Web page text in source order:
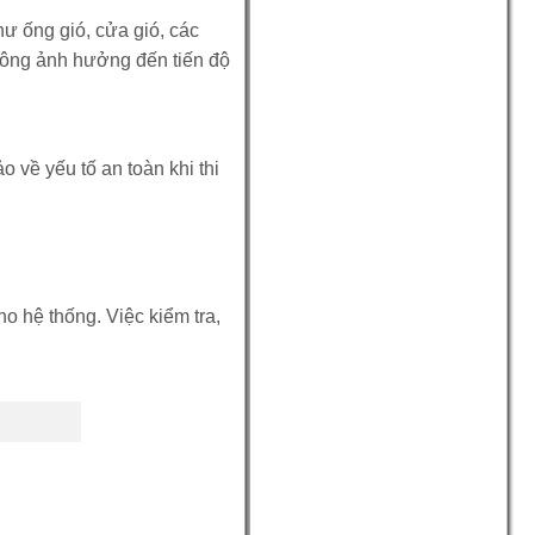
ống gió, cửa gió, các
ảnh hưởng đến tiến độ
về yếu tố an toàn khi thi
hệ thống. Việc kiểm tra,